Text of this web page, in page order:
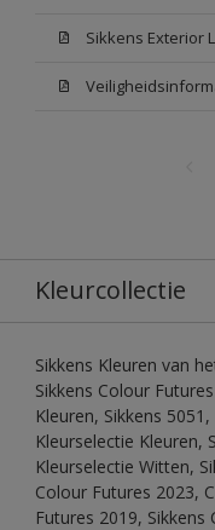
Kleurcollectie
Sikkens Kleuren van
Sikkens Colour
Kleuren, Sikkens
Kleurselectie Kleuren,
Kleurselectie Witten,
Colour Futures 2023,
Futures 2019,